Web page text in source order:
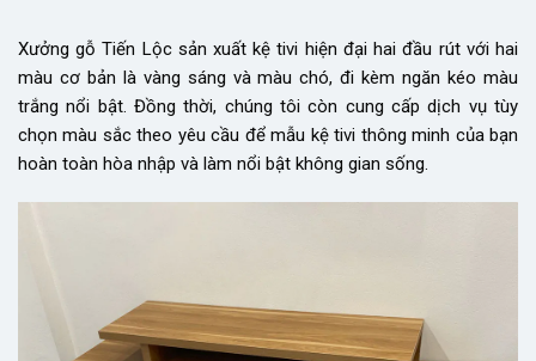
Xưởng gỗ Tiến Lộc sản xuất kệ tivi hiện đại hai đầu rút với hai
màu cơ bản là vàng sáng và màu chó, đi kèm ngăn kéo màu
trắng nổi bật. Đồng thời, chúng tôi còn cung cấp dịch vụ tùy
chọn màu sắc theo yêu cầu để mẫu kệ tivi thông minh của bạn
hoàn toàn hòa nhập và làm nổi bật không gian sống.